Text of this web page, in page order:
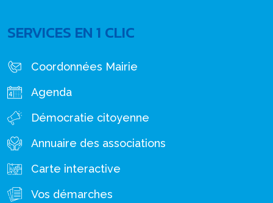
SERVICES EN 1 CLIC
Coordonnées Mairie
Agenda
Démocratie citoyenne
Annuaire des associations
Carte interactive
Vos démarches